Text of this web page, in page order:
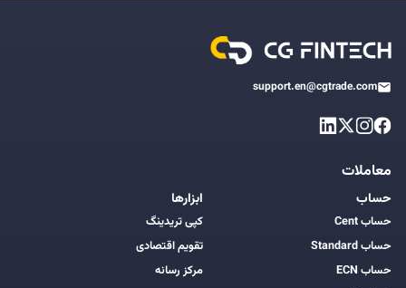
support.en@cgtrade.com
معاملات
حساب
حساب Cent
حساب Standard
حساب ECN
ابزارها
کپی تریدینگ
تقویم اقتصادی
مرکز رسانه